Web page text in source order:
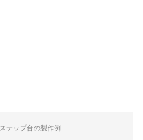
ステップ台の製作例